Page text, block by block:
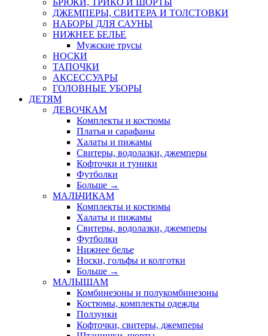
БРЮКИ, ТРИКО И ШОРТЫ
ДЖЕМПЕРЫ, СВИТЕРА И ТОЛСТОВКИ
НАБОРЫ ДЛЯ САУНЫ
НИЖНЕЕ БЕЛЬЕ
Мужские трусы
НОСКИ
ТАПОЧКИ
АКСЕССУАРЫ
ГОЛОВНЫЕ УБОРЫ
ДЕТЯМ
ДЕВОЧКАМ
Комплекты и костюмы
Платья и сарафаны
Халаты и пижамы
Свитеры, водолазки, джемперы
Кофточки и туники
Футболки
Больше →
МАЛЬЧИКАМ
Комплекты и костюмы
Халаты и пижамы
Свитеры, водолазки, джемперы
Футболки
Нижнее белье
Носки, гольфы и колготки
Больше →
МАЛЫШАМ
Комбинезоны и полукомбинезоны
Костюмы, комплекты одежды
Ползунки
Кофточки, свитеры, джемперы